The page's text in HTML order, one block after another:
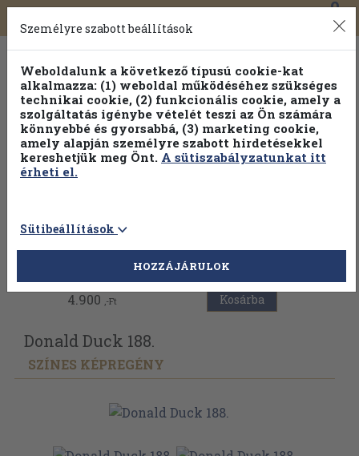
Toggle
navigation
0
Vissza az előző oldalra
4.900 ,-Ft Kosárba
Donald Duck 188.
SZÍNES KÉPREGÉNY
Személyre szabott beállítások
Weboldalunk a következő típusú cookie-kat
alkalmazza: (1) weboldal működéséhez szükséges
technikai cookie, (2) funkcionális cookie, amely a
szolgáltatás igénybe vételét teszi az Ön számára
könnyebbé és gyorsabbá, (3) marketing cookie,
amely alapján személyre szabott hirdetésekkel
kereshetjük meg Önt. A sütiszabályzatunkat itt
érheti el.
Sütibeállítások
HOZZÁJÁRULOK